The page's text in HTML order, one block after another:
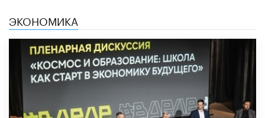
ЭКОНОМИКА